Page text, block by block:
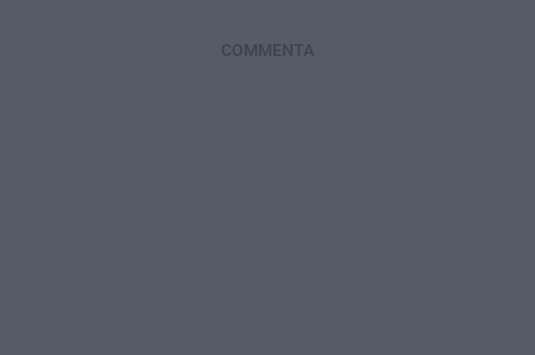
COMMENTA